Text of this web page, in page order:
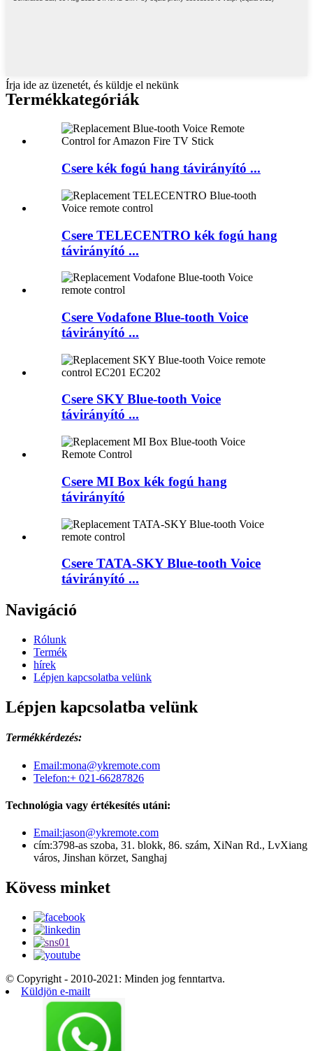
Írja ide az üzenetét, és küldje el nekünk
Termékkategóriák
Csere kék fogú hang távirányító ...
Csere TELECENTRO kék fogú hang
távirányító ...
Csere Vodafone Blue-tooth Voice
távirányító ...
Csere SKY Blue-tooth Voice
távirányító ...
Csere MI Box kék fogú hang
távirányító
Csere TATA-SKY Blue-tooth Voice
távirányító ...
Navigáció
Rólunk
Termék
hírek
Lépjen kapcsolatba velünk
Lépjen kapcsolatba velünk
Termékkérdezés:
Email:mona@ykremote.com
Telefon:+ 021-66287826
Technológia vagy értékesítés utáni:
Email:jason@ykremote.com
cím:3798-as szoba, 31. blokk, 86. szám, XiNan Rd., LvXiang
város, Jinshan körzet, Sanghaj
Kövess minket
© Copyright - 2010-2021: Minden jog fenntartva.
Küldjön e-mailt